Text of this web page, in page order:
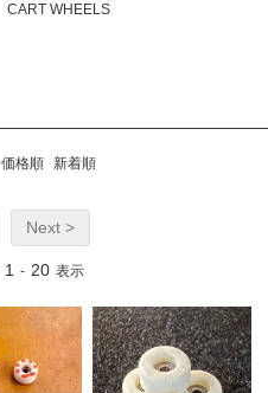
CART WHEELS
価格順 新着順
Next >
1 - 20 表示